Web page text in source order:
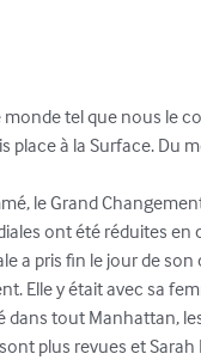
tel que nous le
place à la Surface. Du
le Grand
ont été réduites en
a pris fin le jour de
Elle y était avec sa
dans tout Manhattan,
plus revues et